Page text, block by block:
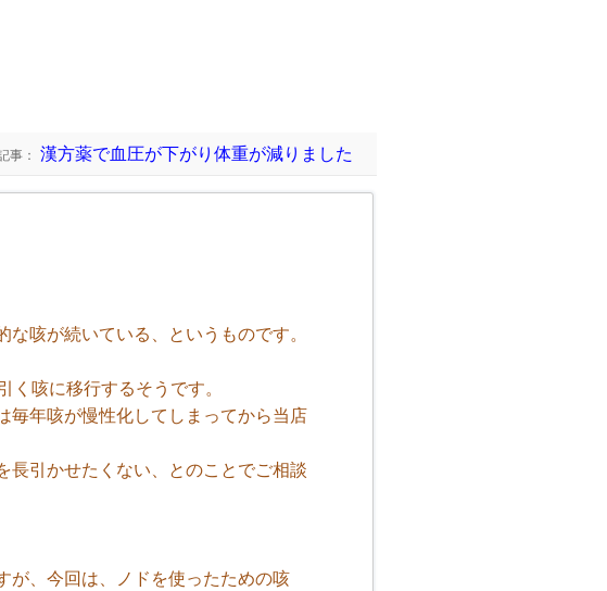
事： 漢方薬で血圧が下がり体重が減りました
咳が続いている、というものです。
咳に移行するそうです。
毎年咳が慢性化してしまってから当店
引かせたくない、とのことでご相談
、今回は、ノドを使ったための咳